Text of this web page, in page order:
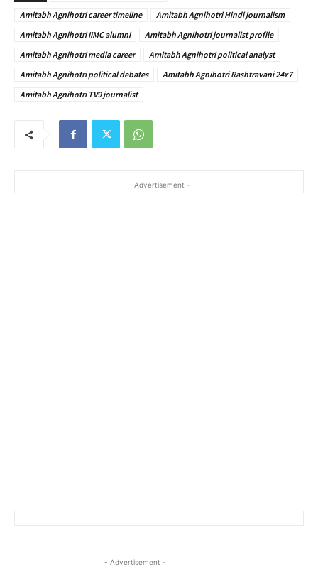
Amitabh Agnihotri career timeline
Amitabh Agnihotri Hindi journalism
Amitabh Agnihotri IIMC alumni
Amitabh Agnihotri journalist profile
Amitabh Agnihotri media career
Amitabh Agnihotri political analyst
Amitabh Agnihotri political debates
Amitabh Agnihotri Rashtravani 24x7
Amitabh Agnihotri TV9 journalist
- Advertisement -
- Advertisement -